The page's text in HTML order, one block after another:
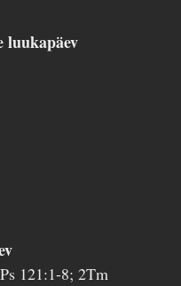
luukapäev
121:1-8; 2Tm